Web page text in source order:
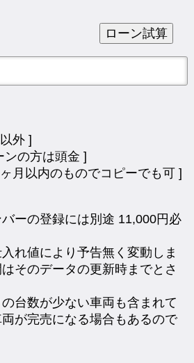
外 ]
ンの方は頭金 ]
月以内のものでコピーでも可 ]
ーの登録には別途 11,000円必
れ値により予告無く変動しま
そのデータの更新時までとさ
台数が少ない車両も含まれて
が完売になる場合もあるので